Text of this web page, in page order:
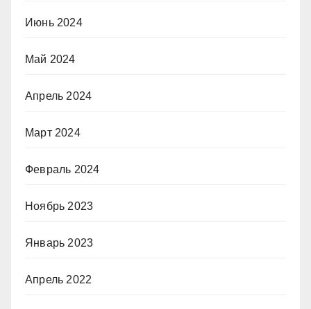
Июнь 2024
Май 2024
Апрель 2024
Март 2024
Февраль 2024
Ноябрь 2023
Январь 2023
Апрель 2022